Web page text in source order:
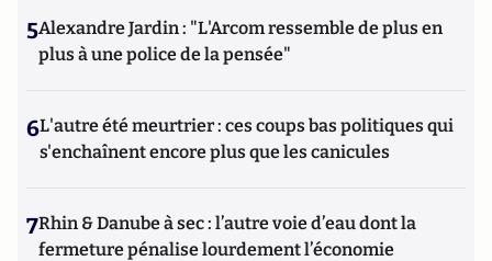
5Alexandre Jardin : "L'Arcom ressemble de plus en
plus à une police de la pensée"
6L'autre été meurtrier : ces coups bas politiques qui
s'enchaînent encore plus que les canicules
7Rhin & Danube à sec : l’autre voie d’eau dont la
fermeture pénalise lourdement l’économie